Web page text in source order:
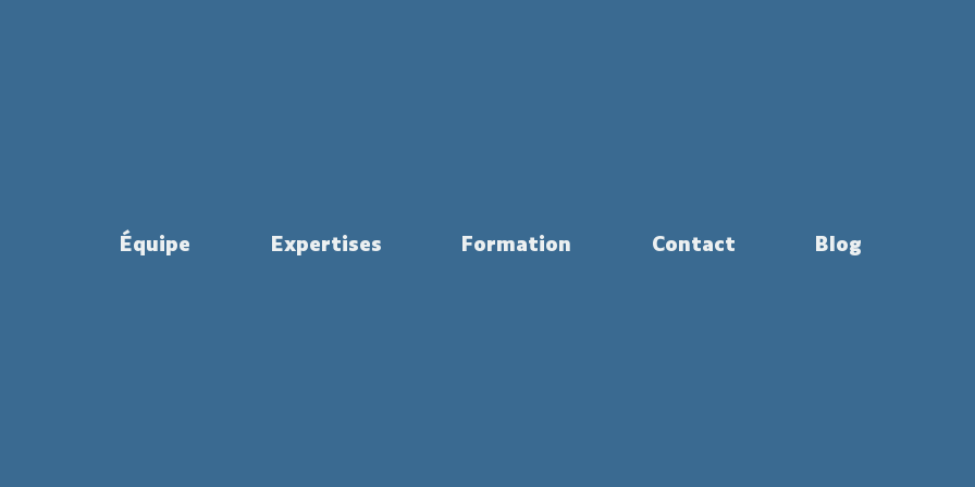
Équipe Expertises Formation Contact Blog